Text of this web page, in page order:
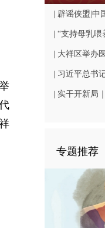
| 辟谣侠盟|
| “支持母乳
办母乳喂养
| 大祥区举办
筑牢群众用药
| 习近平总书
北全面振兴
| 实干开新局
专题推荐